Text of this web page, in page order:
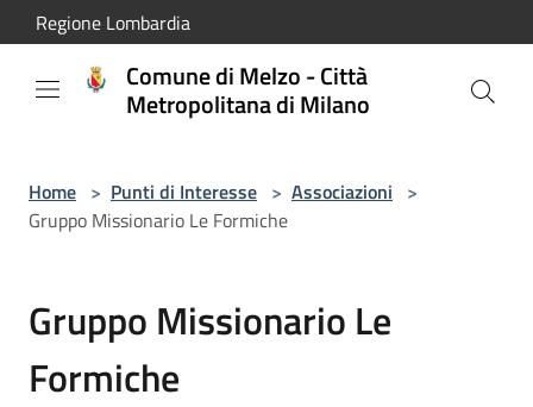
Salta al contenuto principale
Regione Lombardia
Comune di Melzo - Città
Metropolitana di Milano
Home > Punti di Interesse > Associazioni >
Gruppo Missionario Le Formiche
Gruppo Missionario Le
Formiche